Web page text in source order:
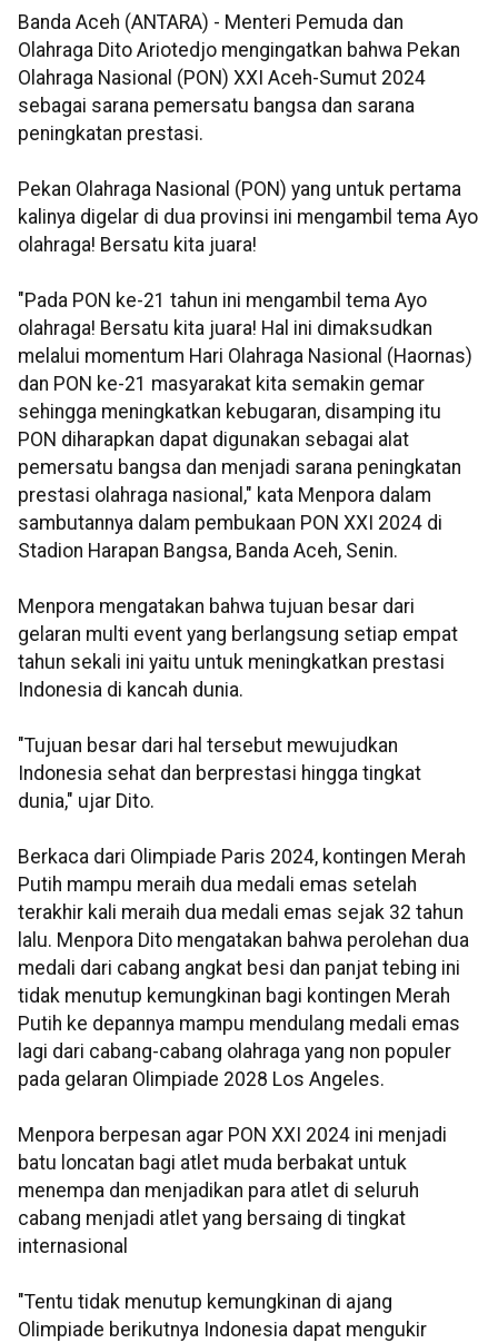
Banda Aceh (ANTARA) - Menteri Pemuda dan
Olahraga Dito Ariotedjo mengingatkan bahwa Pekan
Olahraga Nasional (PON) XXI Aceh-Sumut 2024
sebagai sarana pemersatu bangsa dan sarana
peningkatan prestasi.
Pekan Olahraga Nasional (PON) yang untuk pertama
kalinya digelar di dua provinsi ini mengambil tema Ayo
olahraga! Bersatu kita juara!
"Pada PON ke-21 tahun ini mengambil tema Ayo
olahraga! Bersatu kita juara! Hal ini dimaksudkan
melalui momentum Hari Olahraga Nasional (Haornas)
dan PON ke-21 masyarakat kita semakin gemar
sehingga meningkatkan kebugaran, disamping itu
PON diharapkan dapat digunakan sebagai alat
pemersatu bangsa dan menjadi sarana peningkatan
prestasi olahraga nasional," kata Menpora dalam
sambutannya dalam pembukaan PON XXI 2024 di
Stadion Harapan Bangsa, Banda Aceh, Senin.
Menpora mengatakan bahwa tujuan besar dari
gelaran multi event yang berlangsung setiap empat
tahun sekali ini yaitu untuk meningkatkan prestasi
Indonesia di kancah dunia.
"Tujuan besar dari hal tersebut mewujudkan
Indonesia sehat dan berprestasi hingga tingkat
dunia," ujar Dito.
Berkaca dari Olimpiade Paris 2024, kontingen Merah
Putih mampu meraih dua medali emas setelah
terakhir kali meraih dua medali emas sejak 32 tahun
lalu. Menpora Dito mengatakan bahwa perolehan dua
medali dari cabang angkat besi dan panjat tebing ini
tidak menutup kemungkinan bagi kontingen Merah
Putih ke depannya mampu mendulang medali emas
lagi dari cabang-cabang olahraga yang non populer
pada gelaran Olimpiade 2028 Los Angeles.
Menpora berpesan agar PON XXI 2024 ini menjadi
batu loncatan bagi atlet muda berbakat untuk
menempa dan menjadikan para atlet di seluruh
cabang menjadi atlet yang bersaing di tingkat
internasional
"Tentu tidak menutup kemungkinan di ajang
Olimpiade berikutnya Indonesia dapat mengukir